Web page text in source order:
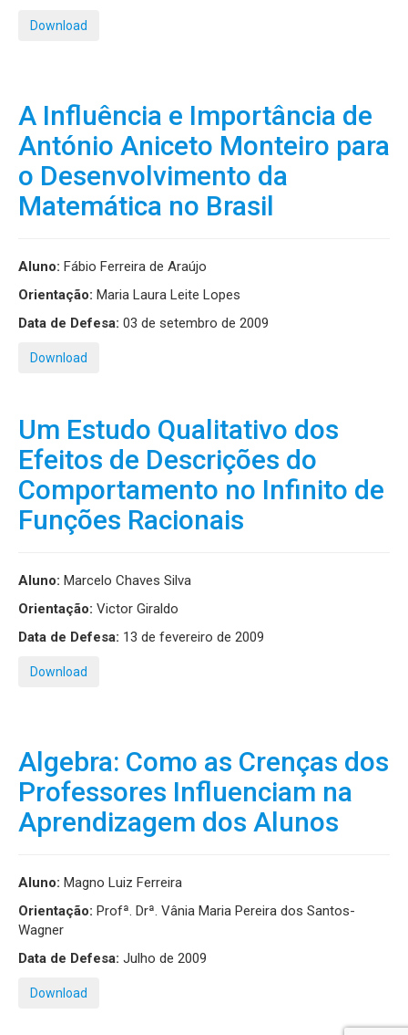
Download
A Influência e Importância de
António Aniceto Monteiro para
o Desenvolvimento da
Matemática no Brasil
Aluno: Fábio Ferreira de Araújo
Orientação: Maria Laura Leite Lopes
Data de Defesa: 03 de setembro de 2009
Download
Um Estudo Qualitativo dos
Efeitos de Descrições do
Comportamento no Infinito de
Funções Racionais
Aluno: Marcelo Chaves Silva
Orientação: Victor Giraldo
Data de Defesa: 13 de fevereiro de 2009
Download
Algebra: Como as Crenças dos
Professores Influenciam na
Aprendizagem dos Alunos
Aluno: Magno Luiz Ferreira
Orientação: Profª. Drª. Vânia Maria Pereira dos Santos-
Wagner
Data de Defesa: Julho de 2009
Download